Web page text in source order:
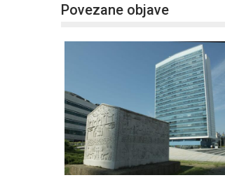
Povezane objave